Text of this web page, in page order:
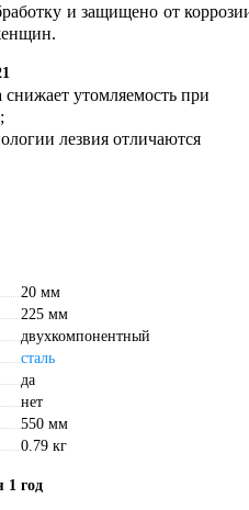
и защищено от
утомляемость при
лезвия отличаются
20 мм
225 мм
двухкомпонентный
сталь
да
нет
550 мм
0.79 кг
1 год